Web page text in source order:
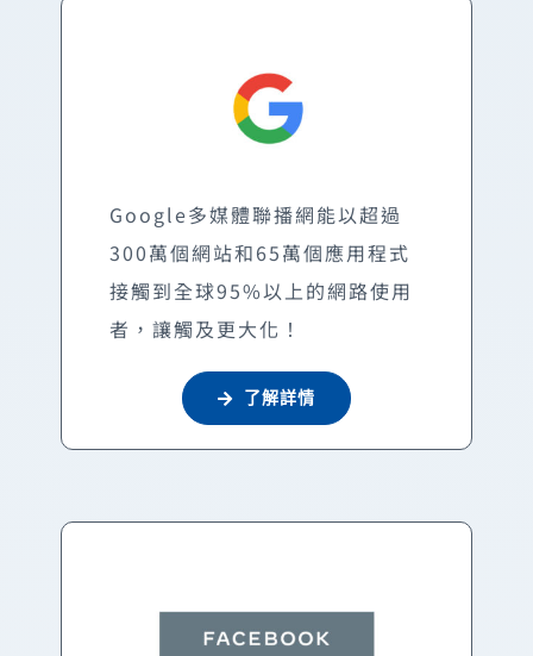
Google多媒體聯播網能以超過
300萬個網站和65萬個應用程式
接觸到全球95%以上的網路使用
者，讓觸及更大化！
了解詳情